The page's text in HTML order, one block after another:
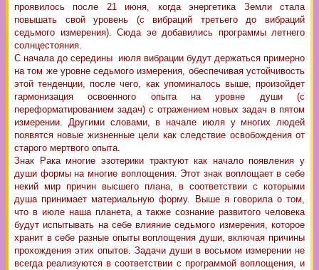
проявилось после 21 июня, когда энергетика Земли стала
повышать свой уровень (с вибраций третьего до вибраций
седьмого измерения). Сюда эе добавились программы летнего
солнцестояния.
С начала до середины июля вибрации будут держаться примерно
на том же уровне седьмого измерения, обеспечивая устойчивость
этой тенденции, после чего, как упоминалось выше, произойдет
гармонизация освоенного опыта на уровне души (с
переформатированием задач) с отражением новых задач в пятом
измерении. Другими словами, в начале июля у многих людей
появятся новые жизненные цели как следствие освобождения от
старого мертвого опыта.
Знак Рака многие эзотерики трактуют как начало появления у
души формы на многие воплощения. Этот знак воплощает в себе
некий мир причин высшего плана, в соответствии с которыми
душа принимает материальную форму. Выше я говорила о том,
что в июле наша планета, а также сознание развитого человека
будут испытывать на себе влияние седьмого измерения, которое
хранит в себе разные опыты воплощения души, включая причины
прохождения этих опытов. Задачи души в восьмом измерении не
всегда реализуются в соответствии с программой воплощения, и